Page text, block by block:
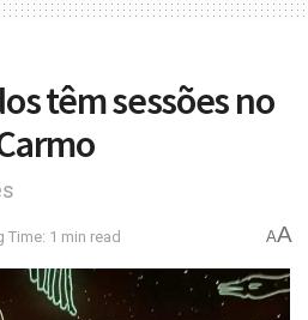
têm sessões no
Time: 1 min read AA